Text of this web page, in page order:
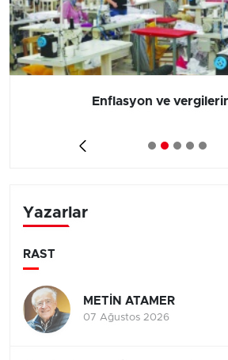
Enflasyon ve
Yazarlar
RAST
METİN ATAMER
07 Ağustos 2026